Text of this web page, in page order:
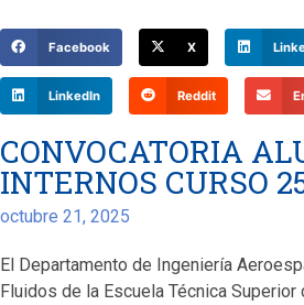
Facebook X
LinkedIn Reddit
CONVOCATORIA
INTERNOS CURSO
octubre 21, 2025
El Departamento de Ingeniería
Fluidos de la Escuela Técnica